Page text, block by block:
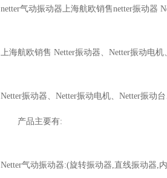
netter气动振动器上海航欧销售netter振动器
上海航欧销售 Netter振动器、Netter振动电
Netter振动器、Netter振动电机、Netter振动
产品主要有:
Netter气动振动器:(旋转振动器,直线振动器,